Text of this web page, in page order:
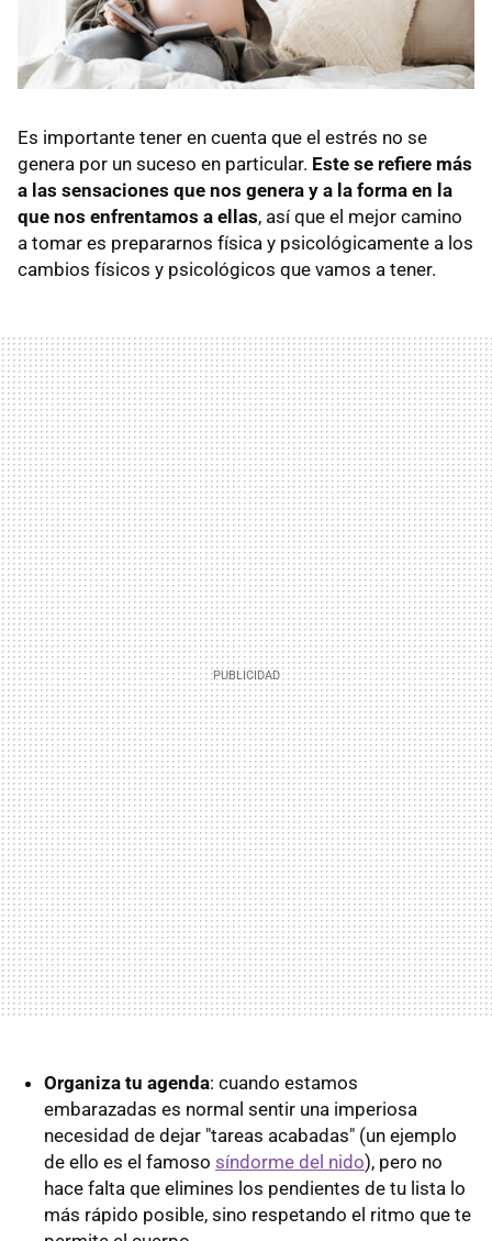
Es importante tener en cuenta que el estrés no se
genera por un suceso en particular. Este se refiere más
a las sensaciones que nos genera y a la forma en la
que nos enfrentamos a ellas, así que el mejor camino
a tomar es prepararnos física y psicológicamente a los
cambios físicos y psicológicos que vamos a tener.
Organiza tu agenda: cuando estamos
embarazadas es normal sentir una imperiosa
necesidad de dejar "tareas acabadas" (un ejemplo
de ello es el famoso síndorme del nido), pero no
hace falta que elimines los pendientes de tu lista lo
más rápido posible, sino respetando el ritmo que te